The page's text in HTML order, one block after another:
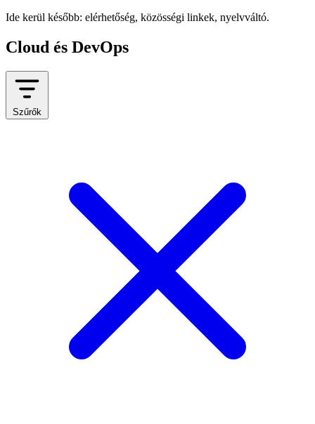
Ide kerül később: elérhetőség, közösségi linkek, nyelvváltó.
Cloud és DevOps
Szűrők